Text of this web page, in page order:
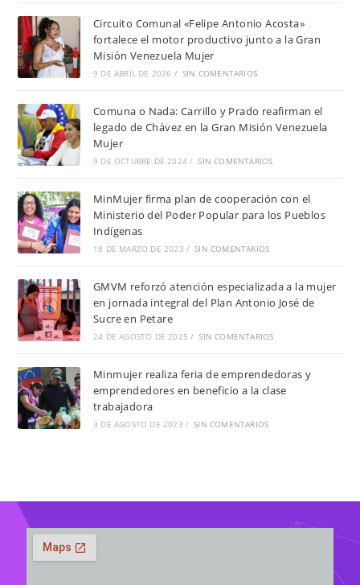
Circuito Comunal «Felipe Antonio Acosta»
fortalece el motor productivo junto a la Gran
Misión Venezuela Mujer
9 DE ABRIL DE 2026 / SIN COMENTARIOS
Comuna o Nada: Carrillo y Prado reafirman el
legado de Chávez en la Gran Misión Venezuela
Mujer
9 DE OCTUBRE DE 2024 / SIN COMENTARIOS
MinMujer firma plan de cooperación con el
Ministerio del Poder Popular para los Pueblos
Indígenas
18 DE MARZO DE 2023 / SIN COMENTARIOS
GMVM reforzó atención especializada a la mujer
en jornada integral del Plan Antonio José de
Sucre en Petare
24 DE AGOSTO DE 2025 / SIN COMENTARIOS
Minmujer realiza feria de emprendedoras y
emprendedores en beneficio a la clase
trabajadora
3 DE AGOSTO DE 2023 / SIN COMENTARIOS